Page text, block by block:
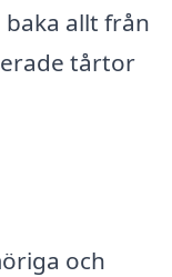
allt från
tårtor
och